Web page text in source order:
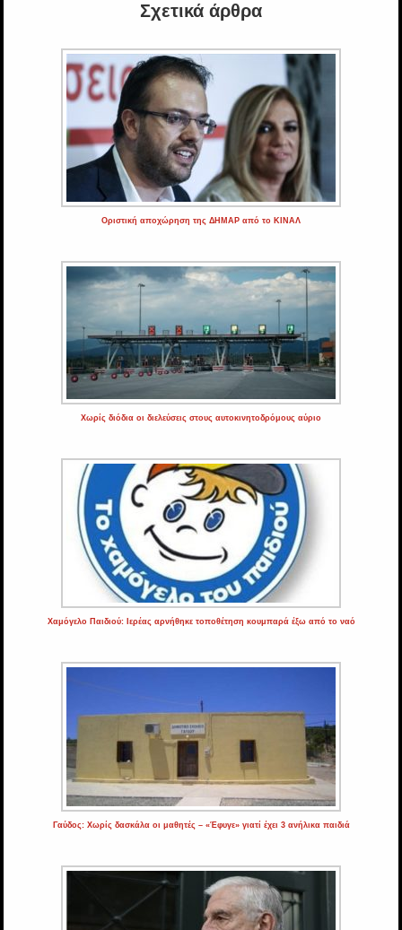
Σχετικά άρθρα
Οριστική αποχώρηση της ΔΗΜΑΡ από το ΚΙΝΑΛ
Χωρίς διόδια οι διελεύσεις στους αυτοκινητοδρόμους αύριο
Χαμόγελο Παιδιού: Ιερέας αρνήθηκε τοποθέτηση κουμπαρά έξω από το ναό
Γαύδος: Χωρίς δασκάλα οι μαθητές – «Έφυγε» γιατί έχει 3 ανήλικα παιδιά